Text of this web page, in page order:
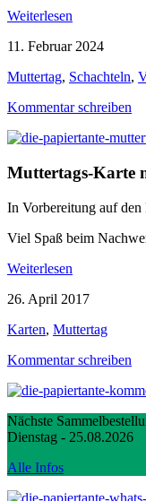
Weiterlesen
11. Februar 2024
Muttertag, Schachteln,
Kommentar schreiben
Muttertags-Karte
In Vorbereitung auf den
Viel Spaß beim
Weiterlesen
26. April 2017
Karten, Muttertag
Kommentar schreiben
Nächste
Dienstag - 25.08.2026
Alle Infos